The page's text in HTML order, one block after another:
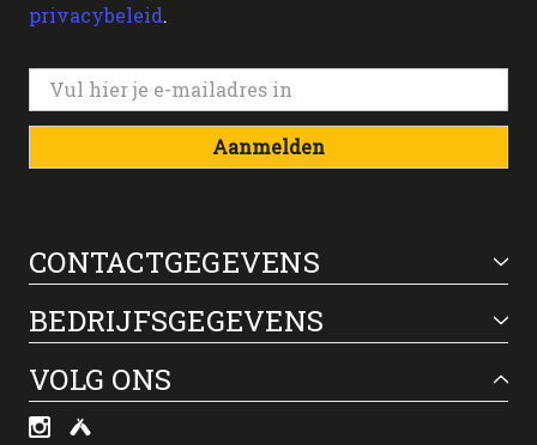
privacybeleid.
Aanmelden
CONTACTGEGEVENS
BEDRIJFSGEGEVENS
VOLG ONS